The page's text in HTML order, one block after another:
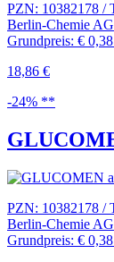
PZN: 10382178 /
Berlin-Chemie AG
Grundpreis: €
18,86 €
-24% **
PZN: 10382178 /
Berlin-Chemie AG
Grundpreis: €